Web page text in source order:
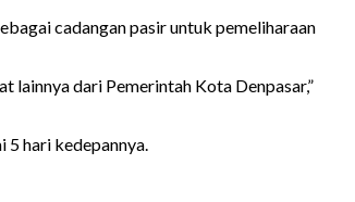
cadangan pasir untuk pemeliharaan
lainnya dari Pemerintah Kota Denpasar,”
5 hari kedepannya.